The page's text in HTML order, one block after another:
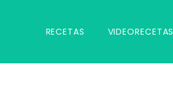
RECETAS VIDEORECETAS